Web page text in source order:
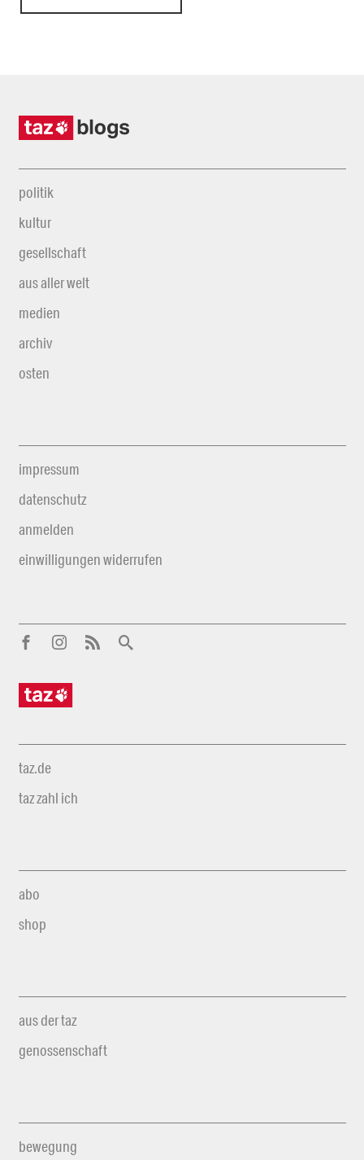
politik
kultur
gesellschaft
aus aller welt
medien
archiv
osten
impressum
datenschutz
anmelden
einwilligungen widerrufen
taz.de
taz zahl ich
abo
shop
aus der taz
genossenschaft
bewegung